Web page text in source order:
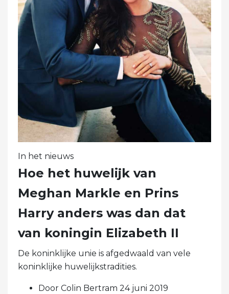
In het nieuws
Hoe het huwelijk van
Meghan Markle en Prins
Harry anders was dan dat
van koningin Elizabeth II
De koninklijke unie is afgedwaald van vele
koninklijke huwelijkstradities.
Door Colin Bertram 24 juni 2019